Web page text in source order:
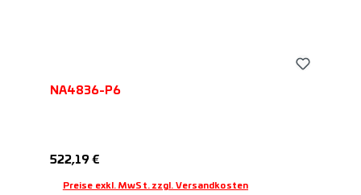
NA4836-P6
Regulärer Preis:
522,19 €
Preise exkl. MwSt. zzgl. Versandkosten